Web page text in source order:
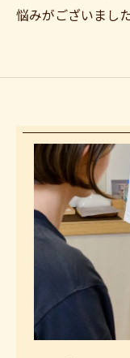
悩みがございまし